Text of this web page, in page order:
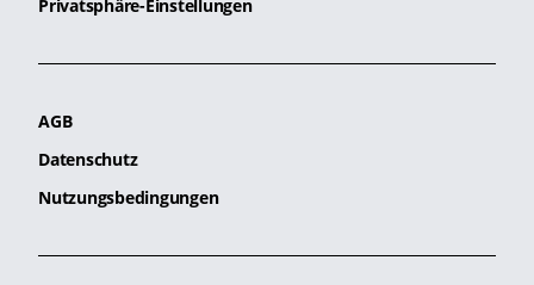
Privatsphäre-Einstellungen
AGB
Datenschutz
Nutzungsbedingungen